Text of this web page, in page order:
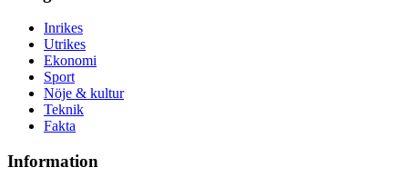
Inrikes
Utrikes
Ekonomi
Sport
Nöje & kultur
Teknik
Fakta
Information